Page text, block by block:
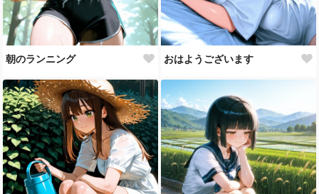
朝のランニング おはようございます